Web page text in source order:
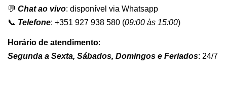
💬 Chat ao vivo: disponível via Whatsapp
📞 Telefone: +351 927 938 580 (09:00 às 15:00)
Horário de atendimento:
Segunda a Sexta, Sábados, Domingos e Feriados: 24/7